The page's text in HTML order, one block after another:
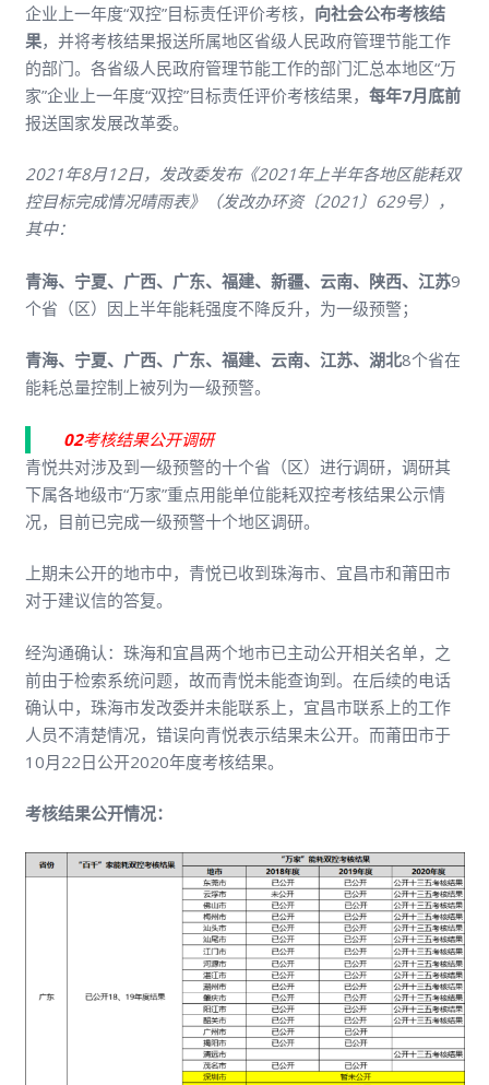
企业上一年度“双控”目标责任评价考核， 向社会公布考核结
果，并将考核结果报送所属地区省级人民政府管理节能工作
的部门。各省级人民政府管理节能工作的部门汇总本地区“万
家”企业上一年度“双控”目标责任评价考核结果， 每年7月底前
报送国家发展改革委。
2021年8月12日，发改委发布《2021年上半年各地区能耗双
控目标完成情况晴雨表》（发改办环资〔2021〕629号），
其中：
青海、宁夏、广西、广东、福建、新疆、云南、陕西、江苏9
个省（区）因上半年能耗强度不降反升，为一级预警；
青海、宁夏、广西、广东、福建、云南、江苏、湖北8个省在
能耗总量控制上被列为一级预警。
02考核结果公开调研
青悦共对涉及到一级预警的十个省（区）进行调研，调研其
下属各地级市“万家”重点用能单位能耗双控考核结果公示情
况，目前已完成一级预警十个地区调研。
上期未公开的地市中，青悦已收到珠海市、宜昌市和莆田市
对于建议信的答复。
经沟通确认：珠海和宜昌两个地市已主动公开相关名单，之
前由于检索系统问题，故而青悦未能查询到。在后续的电话
确认中，珠海市发改委并未能联系上，宜昌市联系上的工作
人员不清楚情况，错误向青悦表示结果未公开。而莆田市于
10月22日公开2020年度考核结果。
考核结果公开情况：